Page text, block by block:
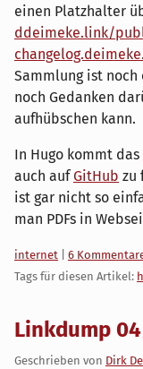
einen Platzhalter
ddeimeke.link/
Sammlung ist
noch Gedanken
aufhübschen kann.
In Hugo kommt das
auch aufGitHub zu
ist gar nicht so
man PDFs in
Kategorien:
internet
6
Tags für diesen Artikel:
Linkdump
Geschrieben von Dirk